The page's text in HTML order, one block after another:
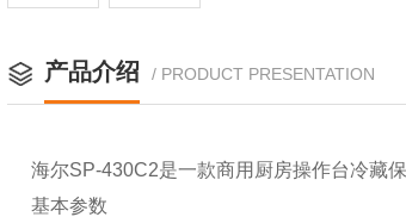
产品介绍 / PRODUCT PRESENTATION
海尔SP-430C2是一款商用厨房操作台冷藏
基本参数